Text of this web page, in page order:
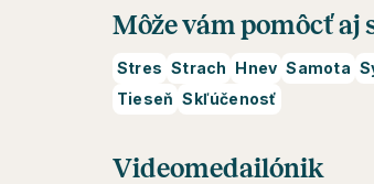
Môže vám pomôcť aj
Stres Strach Hnev Samota
Tieseň Skľúčenosť
Videomedailónik